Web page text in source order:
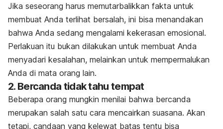
Jika seseorang harus memutarbalikkan fakta untuk
membuat Anda terlihat bersalah, ini bisa menandakan
bahwa Anda sedang mengalami kekerasan emosional.
Perlakuan itu bukan dilakukan untuk membuat Anda
menyadari kesalahan, melainkan untuk mempermalukan
Anda di mata orang lain.
2. Bercanda tidak tahu tempat
Beberapa orang mungkin menilai bahwa bercanda
merupakan salah satu cara mencairkan suasana. Akan
tetapi, candaan yang kelewat batas tentu bisa